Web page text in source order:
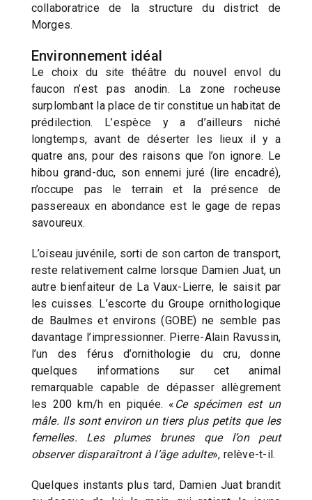
collaboratrice de la structure du district de
Morges.
Environnement idéal
Le choix du site théâtre du nouvel envol du
faucon n’est pas anodin. La zone rocheuse
surplombant la place de tir constitue un habitat de
prédilection. L’espèce y a d’ailleurs niché
longtemps, avant de déserter les lieux il y a
quatre ans, pour des raisons que l’on ignore. Le
hibou grand-duc, son ennemi juré (lire encadré),
n’occupe pas le terrain et la présence de
passereaux en abondance est le gage de repas
savoureux.
L’oiseau juvénile, sorti de son carton de transport,
reste relativement calme lorsque Damien Juat, un
autre bienfaiteur de La Vaux-Lierre, le saisit par
les cuisses. L’escorte du Groupe ornithologique
de Baulmes et environs (GOBE) ne semble pas
davantage l’impressionner. Pierre-Alain Ravussin,
l’un des férus d’ornithologie du cru, donne
quelques informations sur cet animal
remarquable capable de dépasser allègrement
les 200 km/h en piquée. « Ce spécimen est un
mâle. Ils sont environ un tiers plus petits que les
femelles. Les plumes brunes que l’on peut
observer disparaîtront à l’âge adulte», relève-t-il.
Quelques instants plus tard, Damien Juat brandit